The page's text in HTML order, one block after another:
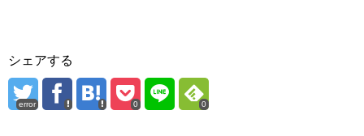
シェアする
error 0 0